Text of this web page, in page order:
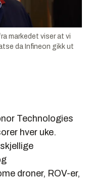
markedet viser at vi
da Infineon gikk ut
Technologies
hver uke.
droner, ROV-er,